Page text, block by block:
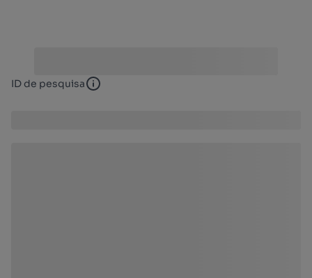
ID de pesquisa ID de pesquisa